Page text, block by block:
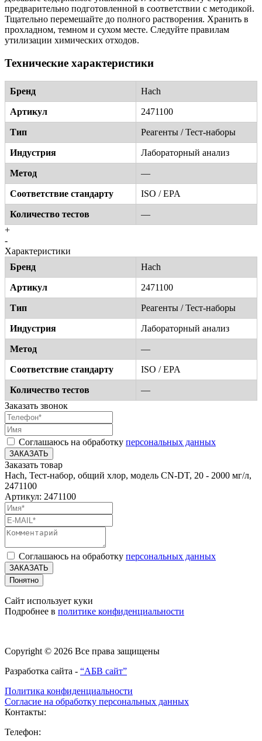
предварительно подготовленной в соответствии с методикой.
Тщательно перемешайте до полного растворения. Хранить в
прохладном, темном и сухом месте. Следуйте правилам
утилизации химических отходов.
Технические характеристики
Бренд Hach
Артикул 2471100
Тип Реагенты / Тест-наборы
Индустрия Лабораторный анализ
Метод —
Соответствие стандарту ISO / EPA
Количество тестов
—
+
-
Характеристики
Бренд
Hach
Артикул 2471100
Тип Реагенты / Тест-наборы
Индустрия Лабораторный анализ
Метод —
Соответствие стандарту ISO / EPA
Количество тестов
—
Заказать звонок
Соглашаюсь на обработку персональных данных
ЗАКАЗАТЬ
Заказать товар
Hach, Тест-набор, общий хлор, модель CN-DT, 20 - 2000 мг/л,
2471100
Артикул: 2471100
Соглашаюсь на обработку персональных данных
ЗАКАЗАТЬ
Понятно
Сайт использует куки
Подробнее в политике конфиденциальности
Copyright © 2026 Все права защищены
Разработка сайта - “АБВ сайт”
Политика конфиденциальности
Согласие на обработку персональных данных
Контакты:
Телефон: